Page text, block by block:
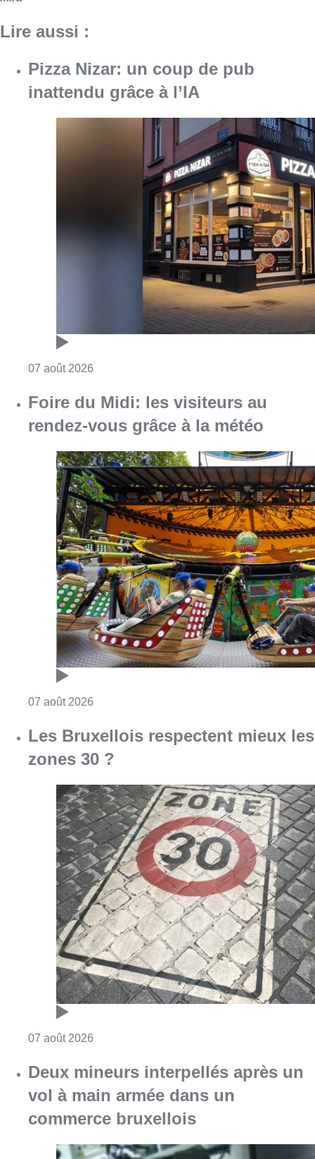
Consulter l'article "Pizza Nizar: un coup de
Foire du Midi: les visiteurs au
rendez-vous grâce à la météo
07 août 2026 Consulter l'article "Foire du Midi: les
Les Bruxellois respectent mieux les
zones 30 ?
07 août 2026Consulter l'article "Les Bruxellois
Deux mineurs interpellés après un
vol à main armée dans un
commerce bruxellois